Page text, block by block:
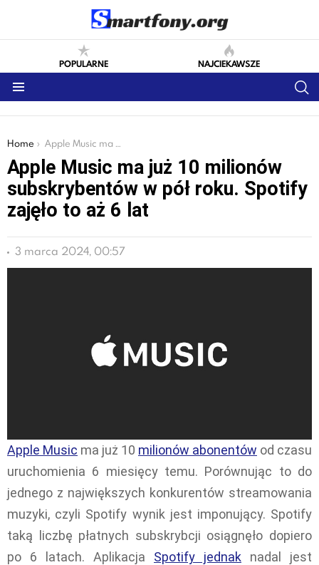
POPULARNE NAJCIEKAWSZE
You are here:
Home Apple Music ma już 10 milionów subskrybentów w pół roku. Spotify zajęło to aż 6 lat
Apple Music ma już 10 milionów
subskrybentów w pół roku. Spotify
zajęło to aż 6 lat
3 marca 2024, 00:57
Apple Music ma już 10 milionów abonentów od czasu
uruchomienia 6 miesięcy temu. Porównując to do
jednego z największych konkurentów streamowania
muzyki, czyli Spotify wynik jest imponujący. Spotify
taką liczbę płatnych subskrybcji osiągnęło dopiero
po 6 latach. Aplikacja Spotify jednak nadal jest